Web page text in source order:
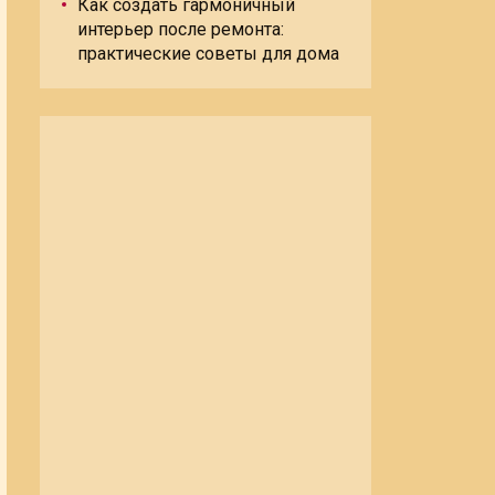
Как создать гармоничный
интерьер после ремонта:
практические советы для дома